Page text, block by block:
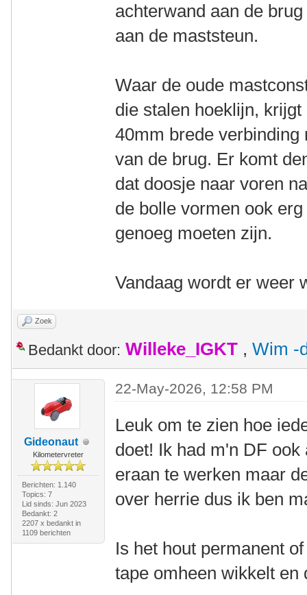
achterwand aan de
aan de maststeun.
Waar de oude
die stalen hoeklijn,
40mm brede verbinding
van de brug. Er komt
dat doosje naar voren
de bolle vormen ook
genoeg moeten zijn.
Vandaag wordt er weer
Zoek
Bedankt door: Willeke_IGKT , Wim -
Gideonaut
Kilometervreter
Berichten: 1.140
Topics: 7
Lid sinds: Jun 2023
Bedankt: 2
2207 x bedankt in
1109 berichten
22-May-2026, 12:58 PM
Leuk om te zien hoe
doet! Ik had m'n DF
eraan te werken maar
over herrie dus ik ben
Is het hout permanent
tape omheen wikkelt